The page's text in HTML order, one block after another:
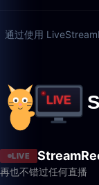
通过使用
LIVE
再也不错过任何直播